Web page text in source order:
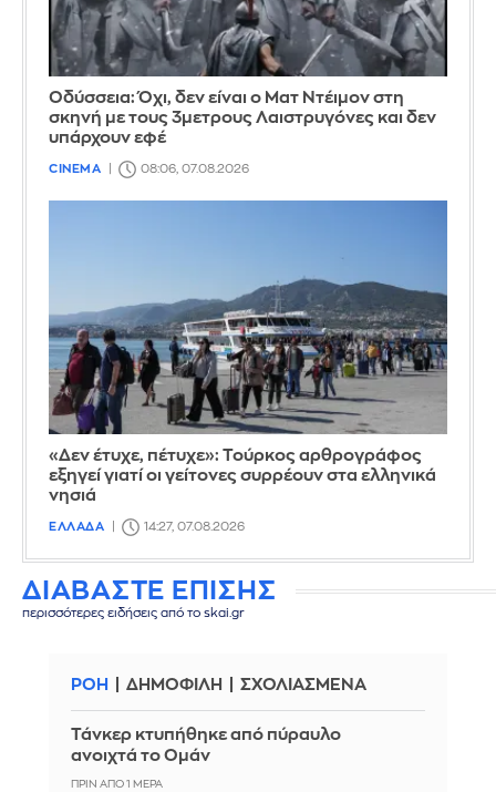
Οδύσσεια: Όχι, δεν είναι ο Ματ Ντέιμον στη
σκηνή με τους 3μετρους Λαιστρυγόνες και δεν
υπάρχουν εφέ
CINEMA 08:06, 07.08.2026
«Δεν έτυχε, πέτυχε»: Τούρκος αρθρογράφος
εξηγεί γιατί οι γείτονες συρρέουν στα ελληνικά
νησιά
ΕΛΛΑΔΑ 14:27, 07.08.2026
ΔΙΑΒΑΣΤΕ ΕΠΙΣΗΣ
περισσότερες ειδήσεις από το skai.gr
ΡΟΗ ΔΗΜΟΦΙΛΗ ΣΧΟΛΙΑΣΜΕΝΑ
Τάνκερ κτυπήθηκε από πύραυλο
ανοιχτά το Ομάν
ΠΡΙΝ ΑΠΌ 1 ΜΈΡΑ